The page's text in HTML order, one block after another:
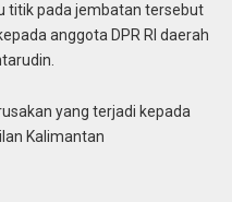
titik pada jembatan tersebut
anggota DPR RI daerah
yang terjadi kepada
Kalimantan